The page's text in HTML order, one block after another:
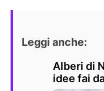
Leggi anche:
Alberi di
idee fai